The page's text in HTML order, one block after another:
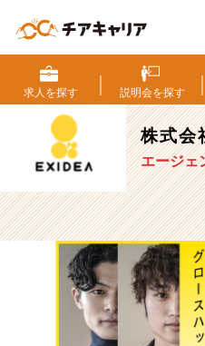
式
会
社
EXIDEA
の
採
-
未
経
験
ら
求人を探す 説明会を探す
株式会
エージェ